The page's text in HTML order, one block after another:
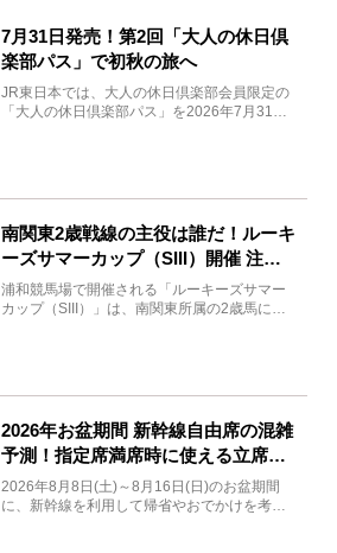
7月31日発売！第2回「大人の休日倶
楽部パス」で初秋の旅へ
JR東日本では、大人の休日倶楽部会員限定の
「大人の休日倶楽部パス」を2026年7月31日
南関東2歳戦線の主役は誰だ！ルーキ
ーズサマーカップ（SIII）開催 注目
馬と見どころをチェック
浦和競馬場で開催される「ルーキーズサマー
カップ（SIII）」は、南関東所属の2歳馬によ
2026年お盆期間 新幹線自由席の混雑
予測！指定席満席時に使える立席特
急券も解説
2026年8月8日(土)～8月16日(日)のお盆期間
に、新幹線を利用して帰省やおでかけを考え